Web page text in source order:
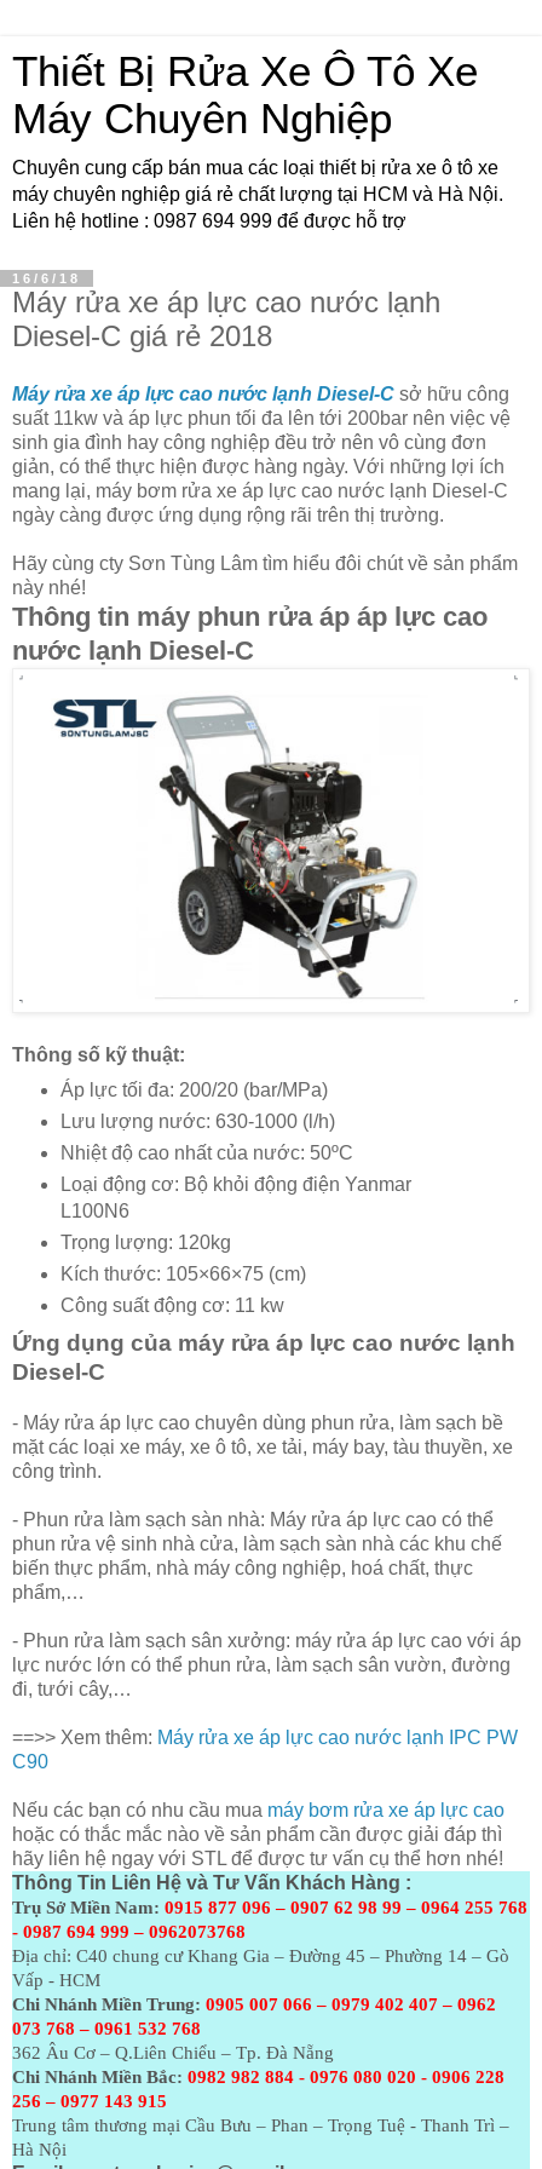
Thiết Bị Rửa Xe Ô Tô Xe
Máy Chuyên Nghiệp
Chuyên cung cấp bán mua các loại thiết bị rửa xe ô tô xe
máy chuyên nghiệp giá rẻ chất lượng tại HCM và Hà Nội.
Liên hệ hotline : 0987 694 999 để được hỗ trợ
16/6/18
Máy rửa xe áp lực cao nước lạnh
Diesel-C giá rẻ 2018
Máy rửa xe áp lực cao nước lạnh Diesel-C sở hữu công
suất 11kw và áp lực phun tối đa lên tới 200bar nên việc vệ
sinh gia đình hay công nghiệp đều trở nên vô cùng đơn
giản, có thể thực hiện được hàng ngày. Với những lợi ích
mang lại, máy bơm rửa xe áp lực cao nước lạnh Diesel-C
ngày càng được ứng dụng rộng rãi trên thị trường.
Hãy cùng cty Sơn Tùng Lâm tìm hiểu đôi chút về sản phẩm
này nhé!
Thông tin máy phun rửa áp áp lực cao
nước lạnh Diesel-C
Thông số kỹ thuật:
Áp lực tối đa: 200/20 (bar/MPa)
Lưu lượng nước: 630-1000 (l/h)
Nhiệt độ cao nhất của nước: 50ºC
Loại động cơ: Bộ khỏi động điện Yanmar
L100N6
Trọng lượng: 120kg
Kích thước: 105×66×75 (cm)
Công suất động cơ: 11 kw
Ứng dụng của máy rửa áp lực cao nước lạnh
Diesel-C
- Máy rửa áp lực cao chuyên dùng phun rửa, làm sạch bề
mặt các loại xe máy, xe ô tô, xe tải, máy bay, tàu thuyền, xe
công trình.
- Phun rửa làm sạch sàn nhà: Máy rửa áp lực cao có thể
phun rửa vệ sinh nhà cửa, làm sạch sàn nhà các khu chế
biến thực phẩm, nhà máy công nghiệp, hoá chất, thực
phẩm,…
- Phun rửa làm sạch sân xưởng: máy rửa áp lực cao với áp
lực nước lớn có thể phun rửa, làm sạch sân vườn, đường
đi, tưới cây,…
==>> Xem thêm: Máy rửa xe áp lực cao nước lạnh IPC PW
C90
Nếu các bạn có nhu cầu mua máy bơm rửa xe áp lực cao
hoặc có thắc mắc nào về sản phẩm cần được giải đáp thì
hãy liên hệ ngay với STL để được tư vấn cụ thể hơn nhé!
Thông Tin Liên Hệ và Tư Vấn Khách Hàng :
Trụ Sở Miền Nam: 0915 877 096 – 0907 62 98 99 – 0964 255 768
- 0987 694 999 – 0962073768
Địa chỉ: C40 chung cư Khang Gia – Đường 45 – Phường 14 – Gò
Vấp - HCM
Chi Nhánh Miền Trung: 0905 007 066 – 0979 402 407 – 0962
073 768 – 0961 532 768
362 Âu Cơ – Q.Liên Chiểu – Tp. Đà Nẵng
Chi Nhánh Miền Bắc: 0982 982 884 - 0976 080 020 - 0906 228
256 – 0977 143 915
Trung tâm thương mại Cầu Bưu – Phan – Trọng Tuệ - Thanh Trì –
Hà Nội